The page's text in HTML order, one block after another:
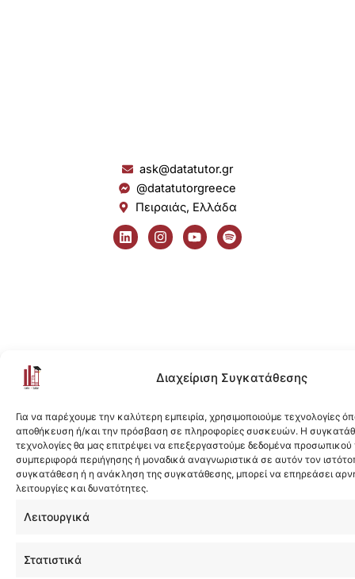
Διαχείριση Συγκατάθεσης
Για να παρέχουμε την καλύτερη εμπειρία, χρησιμοποιούμε τεχνολογίες
αποθήκευση ή/και την πρόσβαση σε πληροφορίες συσκευών. Η
τεχνολογίες θα μας επιτρέψει να επεξεργαστούμε δεδομένα
συμπεριφορά περιήγησης ή μοναδικά αναγνωριστικά σε αυτόν τον
συγκατάθεση ή η ανάκληση της συγκατάθεσης, μπορεί να επηρεάσει
λειτουργίες και δυνατότητες.
Λειτουργικά
Στατιστικά
ask@datatutor.gr
@datatutorgreece
Πειραιάς, Ελλάδα
L
i
n
I
n
s
Y
o
u
S
p
o